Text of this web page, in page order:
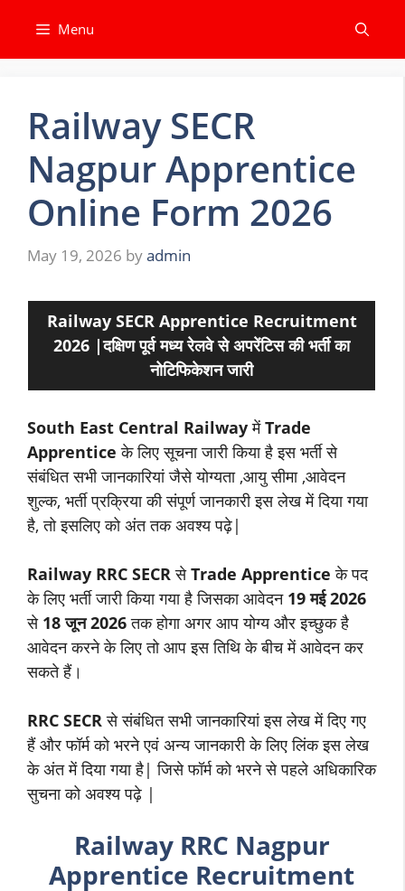
content
Menu
Railway SECR
Nagpur Apprentice
Online Form 2026
May 19, 2026 byadmin
Railway SECR Apprentice Recruitment
2026 |दक्षिण पूर्व मध्य रेलवे से अपरेंटिस की भर्ती का
नोटिफिकेशन जारी
South East Central Railway मेंTrade
Apprentice के लिए सूचना जारी किया है इस भर्ती से
संबंधित सभी जानकारियां जैसे योग्यता ,आयु सीमा ,आवेदन
शुल्क, भर्ती प्रक्रिया की संपूर्ण जानकारी इस लेख में दिया गया
है, तो इसलिए को अंत तक अवश्य पढ़े|
Railway RRC SECR सेTrade Apprentice के पद
के लिए भर्ती जारी किया गया है जिसका आवेदन 19 मई 2026
से 18 जून 2026तक होगा अगर आप योग्य और इच्छुक है
आवेदन करने के लिए तो आप इस तिथि के बीच में आवेदन कर
सकते हैं।
RRC SECR से संबंधित सभी जानकारियां इस लेख में दिए गए
हैं और फॉर्म को भरने एवं अन्य जानकारी के लिए लिंक इस लेख
के अंत में दिया गया है| जिसे फॉर्म को भरने से पहले अधिकारिक
सुचना को अवश्य पढ़े |
Railway RRC Nagpur
Apprentice Recruitment